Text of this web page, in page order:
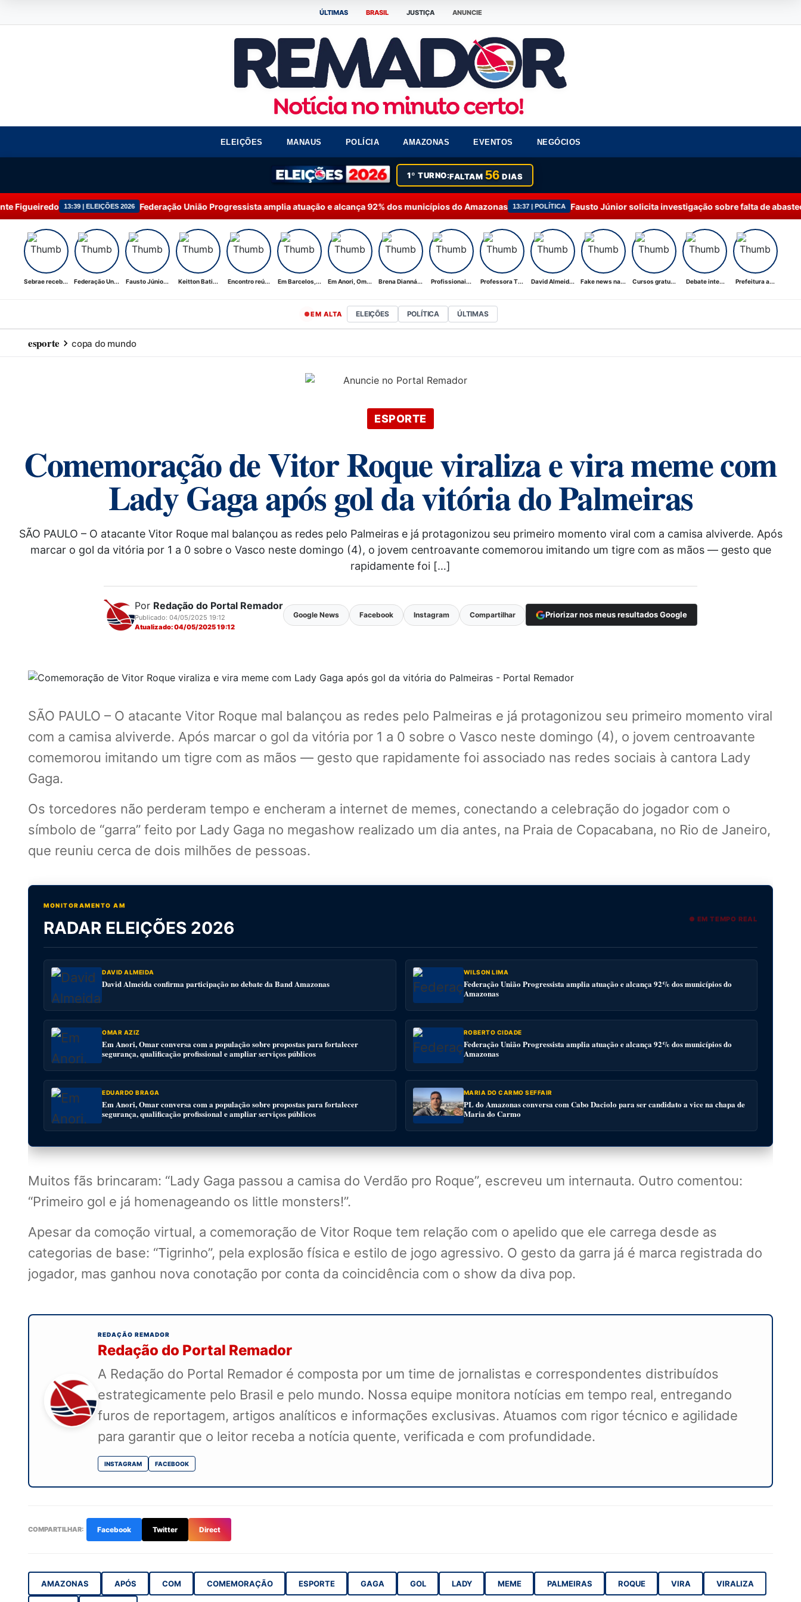
ÚLTIMAS BRASIL JUSTIÇA ANUNCIE
ELEIÇÕES MANAUS POLÍCIA AMAZONAS EVENTOS NEGÓCIOS
1º TURNO:FALTAM 56 DIAS
13:39 | ELEIÇÕES 2026 Federação União Progressista amplia atuação e alcança 92% dos municípios do Amazonas 13:37 | POLÍTICA Fausto Júnior solicita investigação sobre falta de abastecimento de
Sebrae receb... Federação Un... Fausto Júnio... Keitton Bati... Encontro reú... Em Barcelos,... Em Anori, Om... Brena Dianná... Profissionai... Professora T... David Almeid... Fake news na... Cursos gratu... Debate inte... Prefeitura a...
EM ALTA ELEIÇÕES POLÍTICA ÚLTIMAS
esporte copa do mundo
ESPORTE
Comemoração de Vitor Roque viraliza e vira meme com
Lady Gaga após gol da vitória do Palmeiras
SÃO PAULO – O atacante Vitor Roque mal balançou as redes pelo Palmeiras e já protagonizou seu primeiro momento viral com a camisa alviverde. Após
marcar o gol da vitória por 1 a 0 sobre o Vasco neste domingo (4), o jovem centroavante comemorou imitando um tigre com as mãos — gesto que
rapidamente foi […]
Por Redação do Portal Remador
Publicado: 04/05/2025 19:12
Atualizado: 04/05/2025 19:12
Google News Facebook Instagram Compartilhar Priorizar nos meus resultados Google
SÃO PAULO – O atacante Vitor Roque mal balançou as redes pelo Palmeiras e já protagonizou seu primeiro momento viral
com a camisa alviverde. Após marcar o gol da vitória por 1 a 0 sobre o Vasco neste domingo (4), o jovem centroavante
comemorou imitando um tigre com as mãos — gesto que rapidamente foi associado nas redes sociais à cantora Lady
Gaga.
Os torcedores não perderam tempo e encheram a internet de memes, conectando a celebração do jogador com o
símbolo de “garra” feito por Lady Gaga no megashow realizado um dia antes, na Praia de Copacabana, no Rio de Janeiro,
que reuniu cerca de dois milhões de pessoas.
MONITORAMENTO AM
RADAR ELEIÇÕES 2026 ● EM TEMPO REAL
DAVID ALMEIDA
David Almeida confirma participação no debate da Band Amazonas
WILSON LIMA
Federação União Progressista amplia atuação e alcança 92% dos municípios do
Amazonas
OMAR AZIZ
Em Anori, Omar conversa com a população sobre propostas para fortalecer
segurança, qualificação profissional e ampliar serviços públicos
ROBERTO CIDADE
Federação União Progressista amplia atuação e alcança 92% dos municípios do
Amazonas
EDUARDO BRAGA
Em Anori, Omar conversa com a população sobre propostas para fortalecer
segurança, qualificação profissional e ampliar serviços públicos
MARIA DO CARMO SEFFAIR
PL do Amazonas conversa com Cabo Daciolo para ser candidato a vice na chapa de
Maria do Carmo
Muitos fãs brincaram: “Lady Gaga passou a camisa do Verdão pro Roque”, escreveu um internauta. Outro comentou:
“Primeiro gol e já homenageando os little monsters!”.
Apesar da comoção virtual, a comemoração de Vitor Roque tem relação com o apelido que ele carrega desde as
categorias de base: “Tigrinho”, pela explosão física e estilo de jogo agressivo. O gesto da garra já é marca registrada do
jogador, mas ganhou nova conotação por conta da coincidência com o show da diva pop.
REDAÇÃO REMADOR
Redação do Portal Remador
A Redação do Portal Remador é composta por um time de jornalistas e correspondentes distribuídos
estrategicamente pelo Brasil e pelo mundo. Nossa equipe monitora notícias em tempo real, entregando
furos de reportagem, artigos analíticos e informações exclusivas. Atuamos com rigor técnico e agilidade
para garantir que o leitor receba a notícia quente, verificada e com profundidade.
INSTAGRAM FACEBOOK
COMPARTILHAR: Facebook Twitter Direct
AMAZONAS APÓS COM COMEMORAÇÃO ESPORTE GAGA GOL LADY MEME PALMEIRAS ROQUE VIRA VIRALIZA